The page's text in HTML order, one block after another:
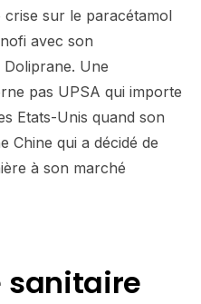
sur le paracétamol
avec son
Une
pas UPSA qui importe
Etats-Unis quand son
Chine qui a décidé de
à son marché
sanitaire